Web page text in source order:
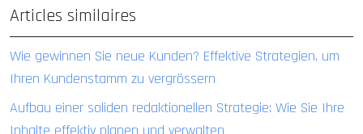
Articles similaires
Wie gewinnen Sie neue Kunden? Effektive Strategien, um
Ihren Kundenstamm zu vergrössern
Aufbau einer soliden redaktionellen Strategie: Wie Sie Ihre